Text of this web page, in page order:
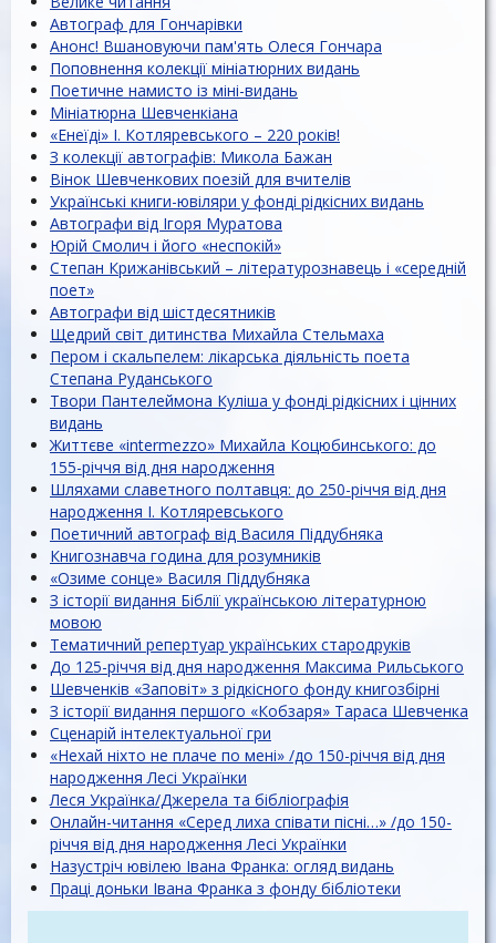
Автограф для Гончарівки
Анонс! Вшановуючи пам'ять Олеся Гончара
Поповнення колекції мініатюрних видань
Поетичне намисто із міні-видань
Мініатюрна Шевченкіана
«Енеїді» І. Котляревського – 220 років!
З колекції автографів: Микола Бажан
Вінок Шевченкових поезій для вчителів
Українські книги-ювіляри у фонді рідкісних видань
Автографи від Ігоря Муратова
Юрій Смолич і його «неспокій»
Степан Крижанівський – літературознавець і «середній
поет»
Автографи від шістдесятників
Щедрий світ дитинства Михайла Стельмаха
Пером і скальпелем: лікарська діяльність поета
Степана Руданського
Твори Пантелеймона Куліша у фонді рідкісних і цінних
видань
Життєве «іntermezzo» Михайла Коцюбинського: до
155-річчя від дня народження
Шляхами славетного полтавця: до 250-річчя від дня
народження І. Котляревського
Поетичний автограф від Василя Піддубняка
Книгознавча година для розумників
«Озиме сонце» Василя Піддубняка
З історії видання Біблії українською літературною
мовою
Тематичний репертуар українських стародруків
До 125-річчя від дня народження Максима Рильського
Шевченків «Заповіт» з рідкісного фонду книгозбірні
З історії видання першого «Кобзаря» Тараса Шевченка
Сценарій інтелектуальної гри
«Нехай ніхто не плаче по мені» /до 150-річчя від дня
народження Лесі Українки
Леся Українка/Джерела та бібліографія
Онлайн-читання «Серед лиха співати пісні…» /до 150-
річчя від дня народження Лесі Українки
Назустріч ювілею Івана Франка: огляд видань
Праці доньки Івана Франка з фонду бібліотеки